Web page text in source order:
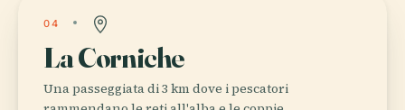
04
La Corniche
Una passeggiata di 3 km dove i pescatori